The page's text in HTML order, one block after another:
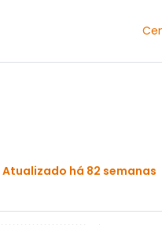
Atualizado há 82 semanas